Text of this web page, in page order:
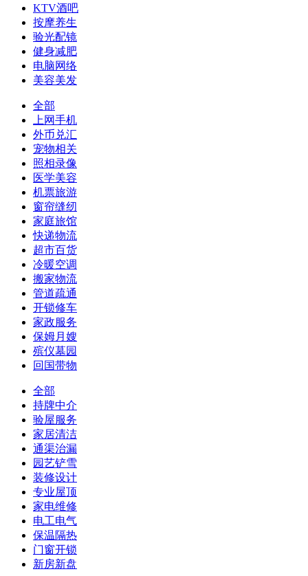
KTV酒吧
按摩养生
验光配镜
健身减肥
电脑网络
美容美发
全部
上网手机
外币兑汇
宠物相关
照相录像
医学美容
机票旅游
窗帘缝纫
家庭旅馆
快递物流
超市百货
冷暖空调
搬家物流
管道疏通
开锁修车
家政服务
保姆月嫂
殡仪墓园
回国带物
全部
持牌中介
验屋服务
家居清洁
通渠治漏
园艺铲雪
装修设计
专业屋顶
家电维修
电工电气
保温隔热
门窗开锁
新房新盘